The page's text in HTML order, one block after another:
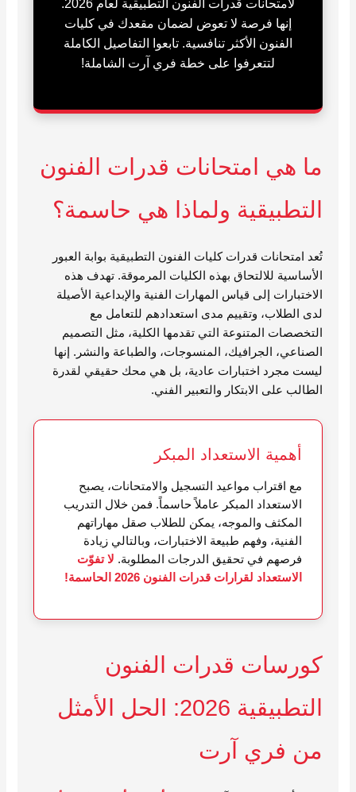
لامتحانات قدرات الفنون التطبيقية لعام 2026.
إنها فرصة لا تعوض لضمان مقعدك في كليات
الفنون الأكثر تنافسية. تابعوا التفاصيل الكاملة
لتتعرفوا على خطة فري آرت الشاملة!
ما هي امتحانات قدرات الفنون
التطبيقية ولماذا هي حاسمة؟
تُعد امتحانات قدرات كليات الفنون التطبيقية بوابة العبور
الأساسية للالتحاق بهذه الكليات المرموقة. تهدف هذه
الاختبارات إلى قياس المهارات الفنية والإبداعية الأصيلة
لدى الطلاب، وتقييم مدى استعدادهم للتعامل مع
التخصصات المتنوعة التي تقدمها الكلية، مثل التصميم
الصناعي، الجرافيك، المنسوجات، والطباعة والنشر. إنها
ليست مجرد اختبارات عادية، بل هي محك حقيقي لقدرة
الطالب على الابتكار والتعبير الفني.
أهمية الاستعداد المبكر
مع اقتراب مواعيد التسجيل والامتحانات، يصبح
الاستعداد المبكر عاملاً حاسماً. فمن خلال التدريب
المكثف والموجه، يمكن للطلاب صقل مهاراتهم
الفنية، وفهم طبيعة الاختبارات، وبالتالي زيادة
فرصهم في تحقيق الدرجات المطلوبة. لا تفوّت
الاستعداد لقرارات قدرات الفنون 2026 الحاسمة!
كورسات قدرات الفنون
التطبيقية 2026: الحل الأمثل
من فري آرت